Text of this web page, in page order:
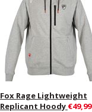
Fox Rage Lightweight
Replicant Hoody €49,99